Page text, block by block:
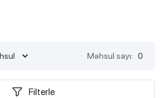
Məhsul sayı: 0
Filterle